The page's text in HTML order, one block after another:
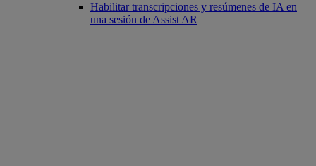
Habilitar transcripciones y resúmenes de IA en
una sesión de Assist AR